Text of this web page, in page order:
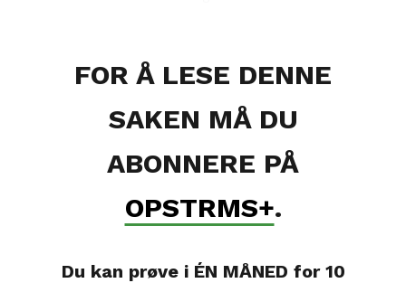
FOR Å LESE DENNE
SAKEN MÅ DU
ABONNERE PÅ
OPSTRMS+.
Du kan prøve i ÉN MÅNED for 10